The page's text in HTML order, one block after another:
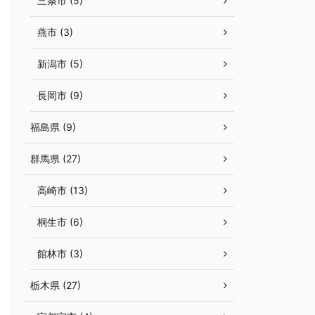
燕市 (3)
新潟市 (5)
長岡市 (9)
福島県 (9)
群馬県 (27)
高崎市 (13)
桐生市 (6)
館林市 (3)
栃木県 (27)